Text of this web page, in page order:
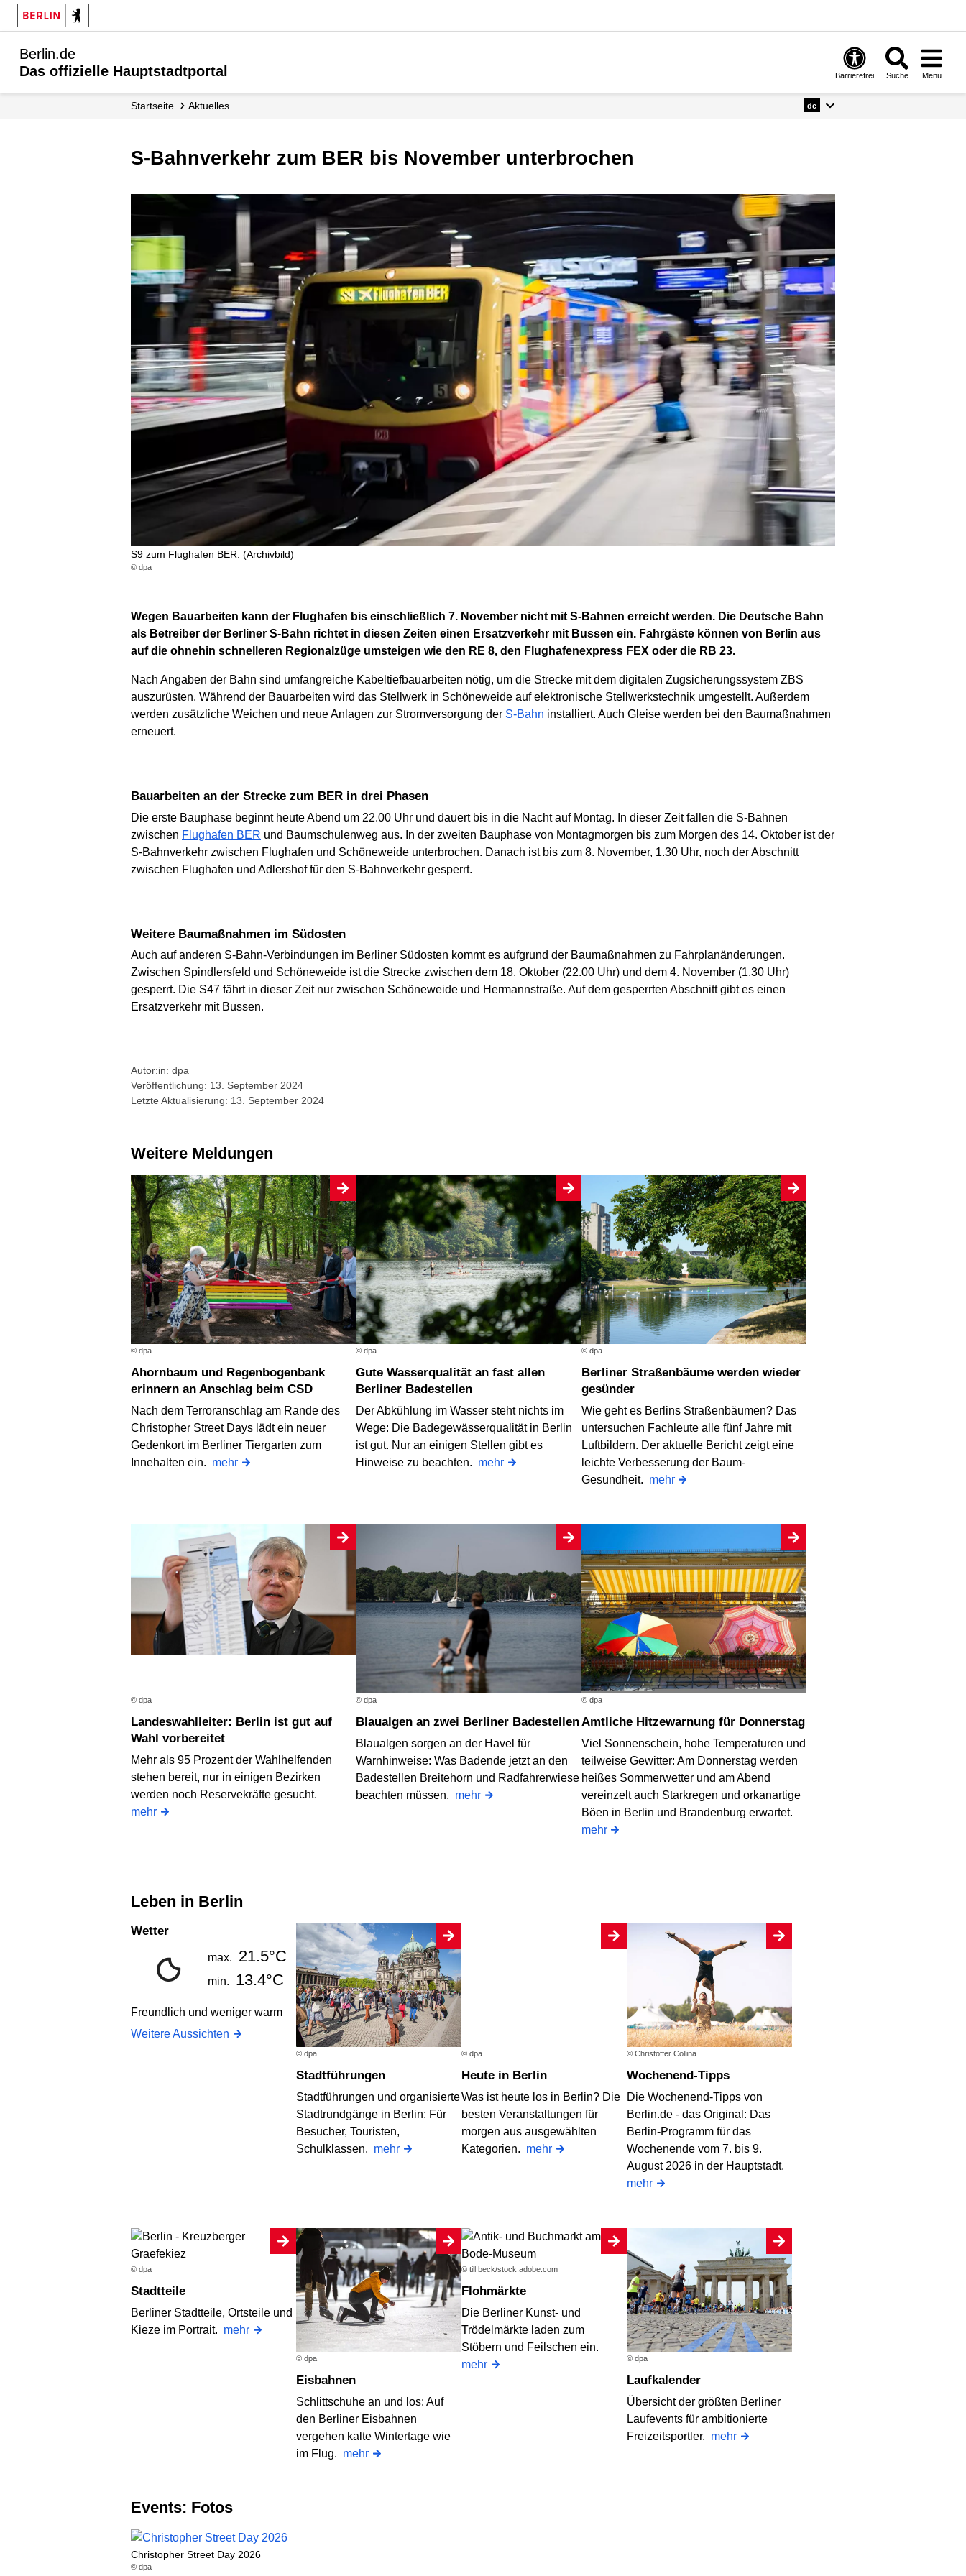
Berlin.de
Das offizielle Hauptstadtportal
Barrierefrei Suche Menü
Startseite Aktuelles de
S-Bahnverkehr zum BER bis November unterbrochen
S9 zum Flughafen BER. (Archivbild)
© dpa
Wegen Bauarbeiten kann der Flughafen bis einschließlich 7. November nicht mit S-Bahnen erreicht werden. Die Deutsche Bahn
als Betreiber der Berliner S-Bahn richtet in diesen Zeiten einen Ersatzverkehr mit Bussen ein. Fahrgäste können von Berlin aus
auf die ohnehin schnelleren Regionalzüge umsteigen wie den RE 8, den Flughafenexpress FEX oder die RB 23.
Nach Angaben der Bahn sind umfangreiche Kabeltiefbauarbeiten nötig, um die Strecke mit dem digitalen Zugsicherungssystem ZBS
auszurüsten. Während der Bauarbeiten wird das Stellwerk in Schöneweide auf elektronische Stellwerkstechnik umgestellt. Außerdem
werden zusätzliche Weichen und neue Anlagen zur Stromversorgung der S-Bahn installiert. Auch Gleise werden bei den Baumaßnahmen
erneuert.
Bauarbeiten an der Strecke zum BER in drei Phasen
Die erste Bauphase beginnt heute Abend um 22.00 Uhr und dauert bis in die Nacht auf Montag. In dieser Zeit fallen die S-Bahnen
zwischen Flughafen BER und Baumschulenweg aus. In der zweiten Bauphase von Montagmorgen bis zum Morgen des 14. Oktober ist der
S-Bahnverkehr zwischen Flughafen und Schöneweide unterbrochen. Danach ist bis zum 8. November, 1.30 Uhr, noch der Abschnitt
zwischen Flughafen und Adlershof für den S-Bahnverkehr gesperrt.
Weitere Baumaßnahmen im Südosten
Auch auf anderen S-Bahn-Verbindungen im Berliner Südosten kommt es aufgrund der Baumaßnahmen zu Fahrplanänderungen.
Zwischen Spindlersfeld und Schöneweide ist die Strecke zwischen dem 18. Oktober (22.00 Uhr) und dem 4. November (1.30 Uhr)
gesperrt. Die S47 fährt in dieser Zeit nur zwischen Schöneweide und Hermannstraße. Auf dem gesperrten Abschnitt gibt es einen
Ersatzverkehr mit Bussen.
Autor:in: dpa
Veröffentlichung: 13. September 2024
Letzte Aktualisierung: 13. September 2024
Weitere Meldungen
© dpa
Ahornbaum und Regenbogenbank
erinnern an Anschlag beim CSD
Nach dem Terroranschlag am Rande des
Christopher Street Days lädt ein neuer
Gedenkort im Berliner Tiergarten zum
Innehalten ein. mehr
© dpa
Gute Wasserqualität an fast allen
Berliner Badestellen
Der Abkühlung im Wasser steht nichts im
Wege: Die Badegewässerqualität in Berlin
ist gut. Nur an einigen Stellen gibt es
Hinweise zu beachten. mehr
© dpa
Berliner Straßenbäume werden wieder
gesünder
Wie geht es Berlins Straßenbäumen? Das
untersuchen Fachleute alle fünf Jahre mit
Luftbildern. Der aktuelle Bericht zeigt eine
leichte Verbesserung der Baum-
Gesundheit. mehr
© dpa
Landeswahlleiter: Berlin ist gut auf
Wahl vorbereitet
Mehr als 95 Prozent der Wahlhelfenden
stehen bereit, nur in einigen Bezirken
werden noch Reservekräfte gesucht.
mehr
© dpa
Blaualgen an zwei Berliner Badestellen
Blaualgen sorgen an der Havel für
Warnhinweise: Was Badende jetzt an den
Badestellen Breitehorn und Radfahrerwiese
beachten müssen. mehr
© dpa
Amtliche Hitzewarnung für Donnerstag
Viel Sonnenschein, hohe Temperaturen und
teilweise Gewitter: Am Donnerstag werden
heißes Sommerwetter und am Abend
vereinzelt auch Starkregen und orkanartige
Böen in Berlin und Brandenburg erwartet.
mehr
Leben in Berlin
Wetter
max. 21.5°C
min. 13.4°C
Freundlich und weniger warm
Weitere Aussichten
© dpa
Stadtführungen
Stadtführungen und organisierte
Stadtrundgänge in Berlin: Für
Besucher, Touristen,
Schulklassen. mehr
© dpa
Heute in Berlin
Was ist heute los in Berlin? Die
besten Veranstaltungen für
morgen aus ausgewählten
Kategorien. mehr
© Christoffer Collina
Wochenend-Tipps
Die Wochenend-Tipps von
Berlin.de - das Original: Das
Berlin-Programm für das
Wochenende vom 7. bis 9.
August 2026 in der Hauptstadt.
mehr
© dpa
Stadtteile
Berliner Stadtteile, Ortsteile und
Kieze im Portrait. mehr
© dpa
Eisbahnen
Schlittschuhe an und los: Auf
den Berliner Eisbahnen
vergehen kalte Wintertage wie
im Flug. mehr
© till beck/stock.adobe.com
Flohmärkte
Die Berliner Kunst- und
Trödelmärkte laden zum
Stöbern und Feilschen ein.
mehr
© dpa
Laufkalender
Übersicht der größten Berliner
Laufevents für ambitionierte
Freizeitsportler. mehr
Events: Fotos
Christopher Street Day 2026
© dpa